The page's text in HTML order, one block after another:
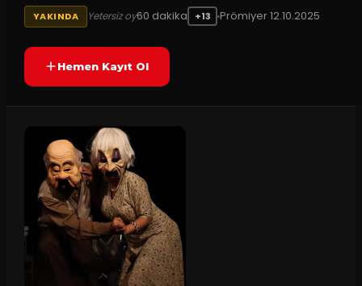
YAKINDA Yetersiz oy60 dakika +13 Prömiyer12.10.2025
Hemen Kayıt Ol